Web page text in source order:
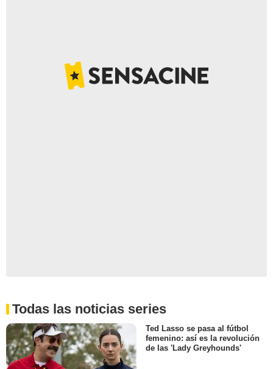
Todas las noticias series
Ted Lasso se pasa al fútbol
femenino: así es la revolución
de las 'Lady Greyhounds'